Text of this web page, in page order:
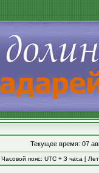
Текущее время: 07
Часовой пояс: UTC + 3 часа [